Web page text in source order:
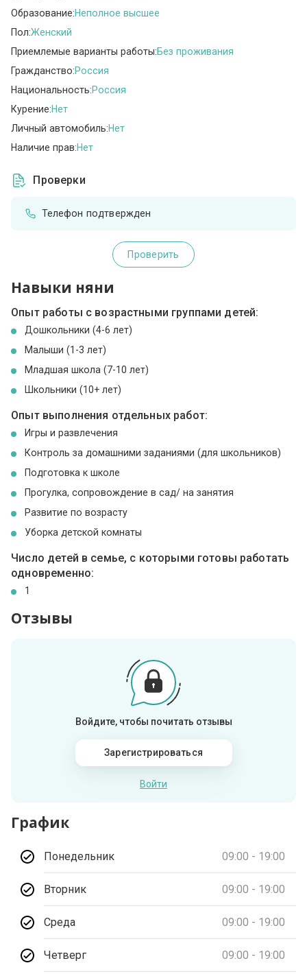
Образование:Неполное высшее
Пол:Женский
Приемлемые варианты работы:Без проживания
Гражданство:Россия
Национальность:Россия
Курение:Нет
Личный автомобиль:Нет
Наличие прав:Нет
Проверки
Телефон подтвержден
Проверить
Навыки няни
Опыт работы с возрастными группами детей:
Дошкольники (4-6 лет)
Малыши (1-3 лет)
Младшая школа (7-10 лет)
Школьники (10+ лет)
Опыт выполнения отдельных работ:
Игры и развлечения
Контроль за домашними заданиями (для школьников)
Подготовка к школе
Прогулка, сопровождение в сад/ на занятия
Развитие по возрасту
Уборка детской комнаты
Число детей в семье, с которыми готовы работать
одновременно:
1
Отзывы
Войдите, чтобы почитать отзывы
Зарегистрироваться
Войти
График
Понедельник 09:00 - 19:00
Вторник 09:00 - 19:00
Среда 09:00 - 19:00
Четверг 09:00 - 19:00